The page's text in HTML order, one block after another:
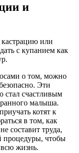
и
или
с купанием как
о том, можно
Эти
стал счастливым
малыша.
котят к
в том, как
составит труда,
процедуры, чтобы
всю жизнь.